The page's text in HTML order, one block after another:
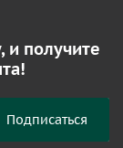
и получите